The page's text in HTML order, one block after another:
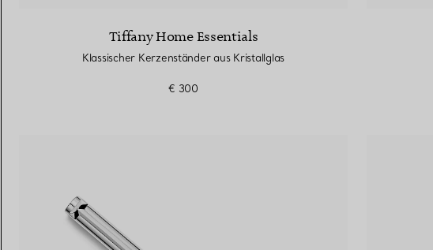
Tiffany Home Essentials
Klassischer Kerzenständer aus Kristallglas
€ 300